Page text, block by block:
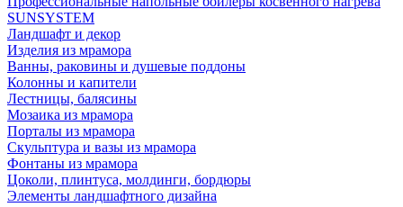
SUNSYSTEM
Ландшафт и декор
Изделия из мрамора
Ванны, раковины и душевые поддоны
Колонны и капители
Лестницы, балясины
Мозаика из мрамора
Порталы из мрамора
Скульптура и вазы из мрамора
Фонтаны из мрамора
Цоколи, плинтуса, молдинги, бордюры
Элементы ландшафтного дизайна